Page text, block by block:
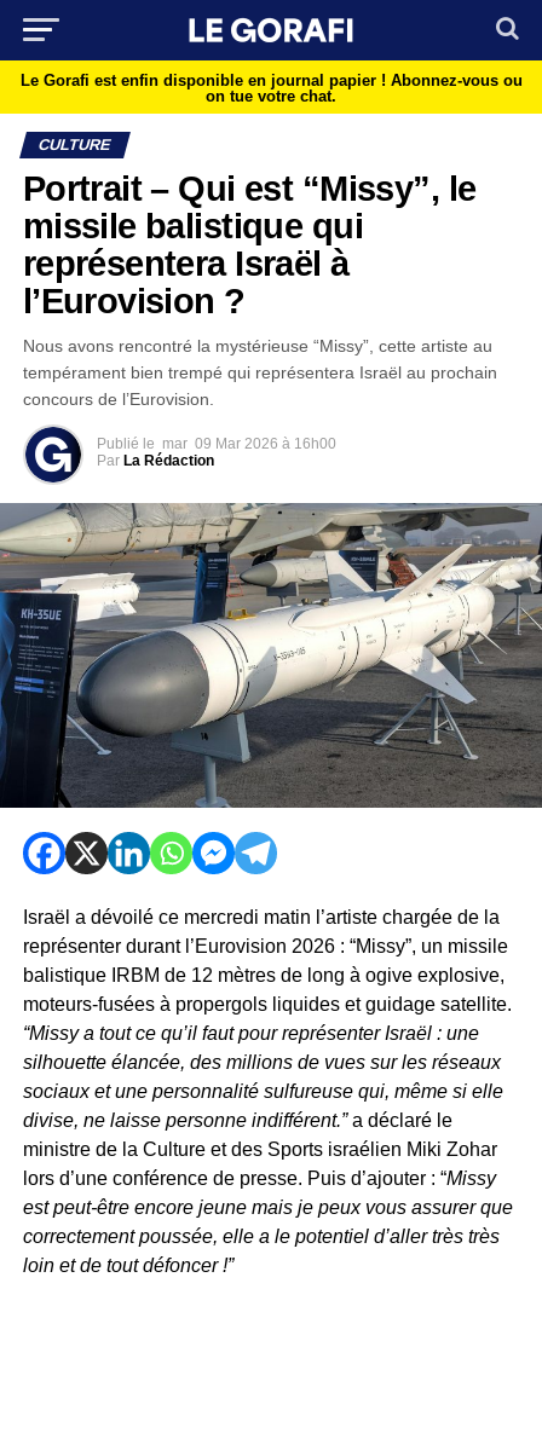
Le Gorafi est enfin disponible en journal papier ! Abonnez-vous ou
on tue votre chat.
CULTURE
Portrait – Qui est “Missy”, le
missile balistique qui
représentera Israël à
l’Eurovision ?
Nous avons rencontré la mystérieuse “Missy”, cette artiste au
tempérament bien trempé qui représentera Israël au prochain
concours de l’Eurovision.
Publié le mar 09 Mar 2026 à 16h00
Par La Rédaction
Israël a dévoilé ce mercredi matin l’artiste chargée de la
représenter durant l’Eurovision 2026 : “Missy”, un missile
balistique IRBM de 12 mètres de long à ogive explosive,
moteurs-fusées à propergols liquides et guidage satellite.
“Missy a tout ce qu’il faut pour représenter Israël : une
silhouette élancée, des millions de vues sur les réseaux
sociaux et une personnalité sulfureuse qui, même si elle
divise, ne laisse personne indifférent.”a déclaré le
ministre de la Culture et des Sports israélien Miki Zohar
lors d’une conférence de presse. Puis d’ajouter : “Missy
est peut-être encore jeune mais je peux vous assurer que
correctement poussée, elle a le potentiel d’aller très très
loin et de tout défoncer !”